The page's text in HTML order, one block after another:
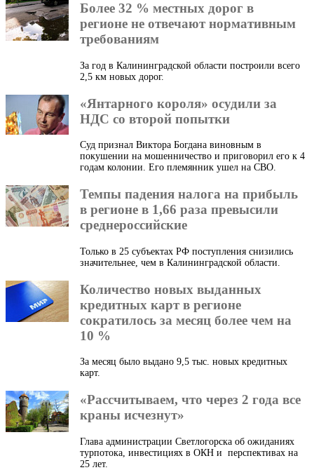
Более 32 % местных дорог в
регионе не отвечают нормативным
требованиям
За год в Калининградской области построили всего
2,5 км новых дорог.
«Янтарного короля» осудили за
НДС со второй попытки
Суд признал Виктора Богдана виновным в
покушении на мошенничество и приговорил его к 4
годам колонии. Его племянник ушел на СВО.
Темпы падения налога на прибыль
в регионе в 1,66 раза превысили
среднероссийские
Только в 25 субъектах РФ поступления снизились
значительнее, чем в Калининградской области.
Количество новых выданных
кредитных карт в регионе
сократилось за месяц более чем на
10 %
За месяц было выдано 9,5 тыс. новых кредитных
карт.
«Рассчитываем, что через 2 года все
краны исчезнут»
Глава администрации Светлогорска об ожиданиях
турпотока, инвестициях в ОКН и перспективах на
25 лет.